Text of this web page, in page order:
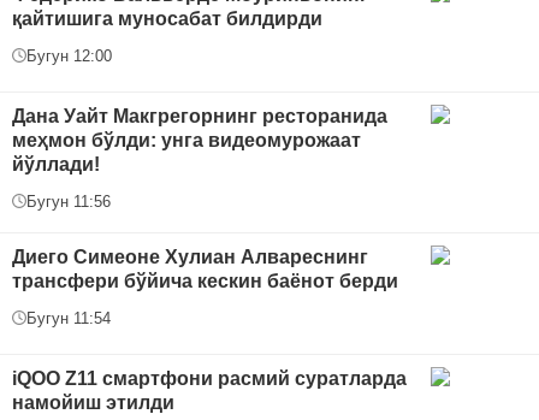
қайтишига муносабат билдирди
Бугун 12:00
Дана Уайт Макгрегорнинг ресторанида
меҳмон бўлди: унга видеомурожаат
йўллади!
Бугун 11:56
Диего Симеоне Хулиан Алвареснинг
трансфери бўйича кескин баёнот берди
Бугун 11:54
iQOO Z11 смартфони расмий суратларда
намойиш этилди